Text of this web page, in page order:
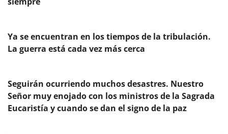
Ya se encuentran en los tiempos de la tribulación.
La guerra está cada vez más cerca
Seguirán ocurriendo muchos desastres. Nuestro
Señor muy enojado con los ministros de la Sagrada
Eucaristía y cuando se dan el signo de la paz